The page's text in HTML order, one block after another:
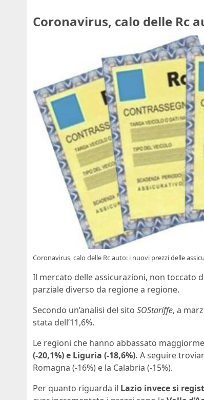
Coronavirus, calo delle Rc
Coronavirus, calo delle Rc auto: i nuovi prezzi delle
Il mercato delle assicurazioni, non toccato
parziale diverso da regione a regione.
Secondo un’analisi del sito SOStariffe, a
stata dell’11,6%.
Le regioni che hanno abbassato
(-20,1%) e Liguria (-18,6%). A seguire
Romagna (-16%) e la Calabria (-15%).
Per quanto riguarda il Lazio invece si